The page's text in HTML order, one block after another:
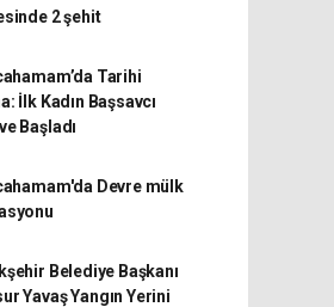
2 şehit
Tarihi
İlk Kadın Başsavcı
Başladı
Devre mülk
Belediye Başkanı
Yavaş Yangın Yerini